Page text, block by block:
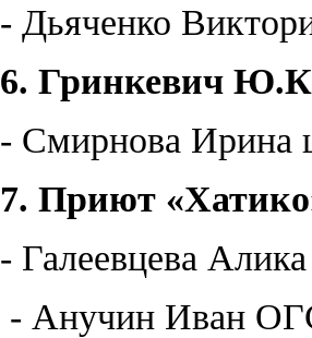
- Дьяченко
6. Гринкевич Ю.К
- Смирнова
7. Приют
- Галеевцева
- Анучин Иван